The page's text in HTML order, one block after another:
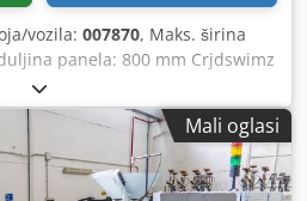
vozila: 007870, Maks. širina
panela: 800 mm Crjdswimz
2 Broj injektora: 12
Mali oglasi